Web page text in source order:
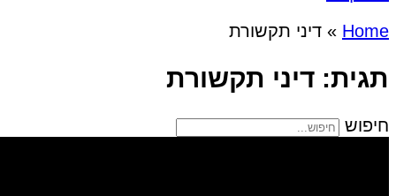
Home
» דיני תקשורת
תגית: דיני תקשורת
חיפוש